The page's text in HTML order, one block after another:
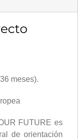
meses).
FUTURE es
de orientación